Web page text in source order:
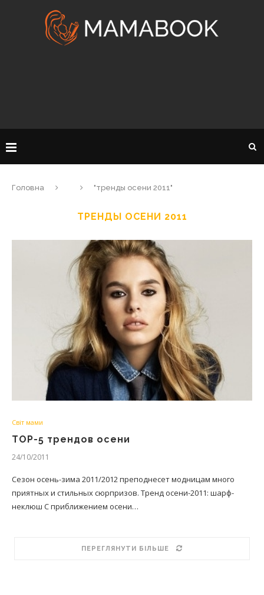
Головна "тренды осени 2011"
ТРЕНДЫ ОСЕНИ 2011
Світ мами
ТОР-5 трендов осени
24/10/2011
Сезон осень-зима 2011/2012 преподнесет модницам много
приятных и стильных сюрпризов. Тренд осени-2011: шарф-
неклюш С приближением осени…
ПЕРЕГЛЯНУТИ БІЛЬШЕ